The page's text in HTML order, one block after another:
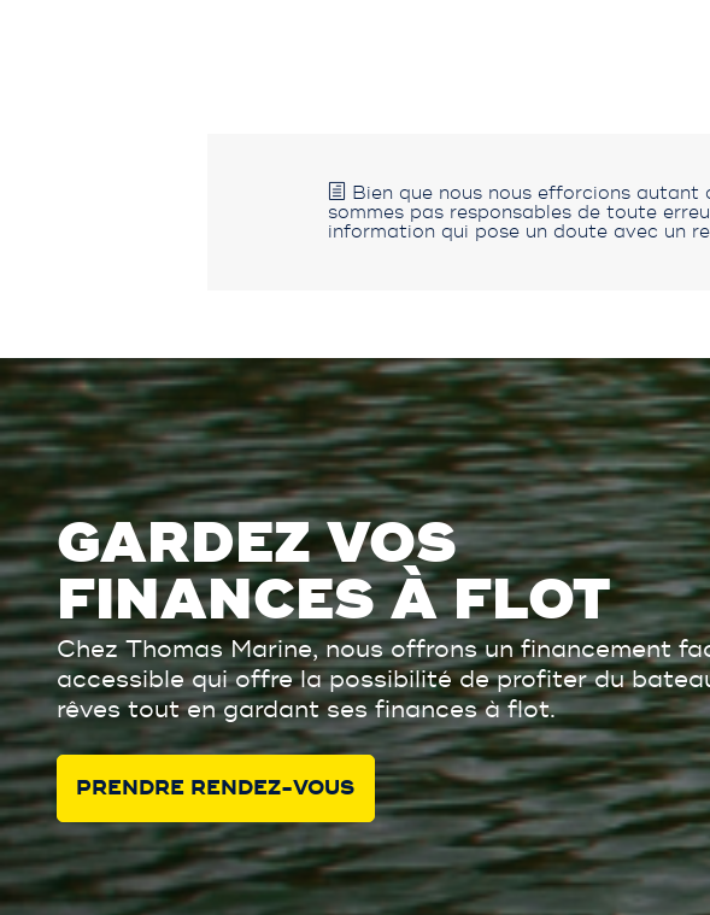
Bien que nous nous efforcions autant
sommes pas responsables de toute
information qui pose un doute avec un
GARDEZ VOS
FINANCES À FLOT
Chez Thomas Marine, nous offrons un financement
accessible qui offre la possibilité de profiter du
rêves tout en gardant ses finances à flot.
PRENDRE RENDEZ-VOUS